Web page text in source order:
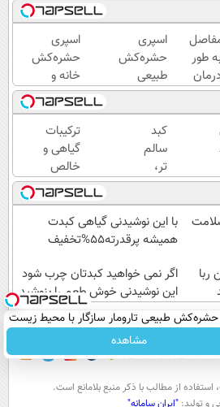
طور
اسپری
حشره‌کش
طبیعی
تارومار
سازگار با
محیط
زیست و با
محافظت
طبیعی
اسپری
حشره‌کش
خانه و
گیاهان
خانگی،
نابودکننده
انواع
حشرات
خانگی و
آفات
کبد
سالم
تر،
زندگی
بهتر،با
دمنوش
سم
و با
تخفیف
بخر)
ترکیبات
گیاهی و
خالص
این
دمنوش
گیاهی
کبدت رو
میکنه
با این نوشیدنی گیاهی کبدت
همیشه پرقدرته55%تخفیف
اگر نمی خواهید کبدتان چرب شود
این نوشیدنی خوش طعم را بنوشید
طبیعی تارومار سازگار با محیط زیست
و با محافظت طبیعی
مشاهده
تماس با ما
شرعی سواد زندگی
از مطالب با ذكر منبع بلامانع است.
و تولید:"ایران سامانه"